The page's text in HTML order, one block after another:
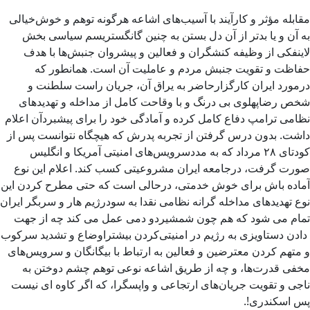
مقابله مؤثر و کارآیند با آسیب‌های اشاعه هرگونه توهم و خوش‌خیالی
به آن و یا بدتر از آن دل بستن به چنین گانگستریسم سیاسی بخش
لاینفکی از وظیفه کنشگران و فعالین و پیشروان جنبش‌ها با هدف
حفاظت و تقویت جنبش مردم و عاملیت آن است. همانطور که
درمورد ایران کارگزارحاضر به یراق آن، جریان راست سلطنت و
شخص رضاپهلوی بی درنگ و با وقاحت کامل از مداخله و تهدیدهای
نظامی ترامپ دفاع کامل کرده و آمادگی خود را برای پیشبردآن اعلام
داشت. بدون درس گرفتن از تجربه پدرش که هیچگاه نتوانست پس از
کودتای ۲۸ مرداد که به مددسرویس‌های امنیتی آمریکا و انگلیس
صورت گرفت، درجامعه ایران مشروعیتی کسب کند. اعلام این نوع
آماده باش برای خوش خدمتی، درحالی است که حتی مطرح کردن این
نوع تهدیدهای مداخله گرانه نظامی نقدا به سودرژیم هار و سربگر ایران
تمام می شود که هم چون شمشیردو دمی عمل می کند چه از جهت
دادن دستاویزی به رژیم در امنیتی‌کردن بیشتراوضاع و تشدید سرکوب‌
و متهم کردن معترضین و فعالین به ارتباط با بیگانگان و سرویس‌های
مخفی قدرت‌ها، و چه از طریق اشاعه نوعی توهم چشم دوختن به
ناجی و تقویت جریان‌های ارتجاعی و واپسگرا، که اگر کاوه ای نیست
پس اسکندری!.